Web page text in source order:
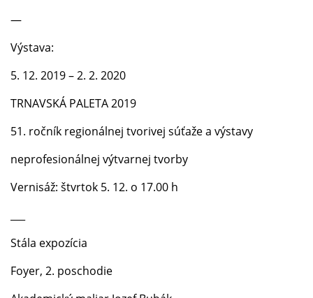
—
Výstava:
5. 12. 2019 – 2. 2. 2020
TRNAVSKÁ PALETA 2019
51. ročník regionálnej tvorivej súťaže a výstavy
neprofesionálnej výtvarnej tvorby
Vernisáž: štvrtok 5. 12. o 17.00 h
Stála expozícia
Foyer, 2. poschodie